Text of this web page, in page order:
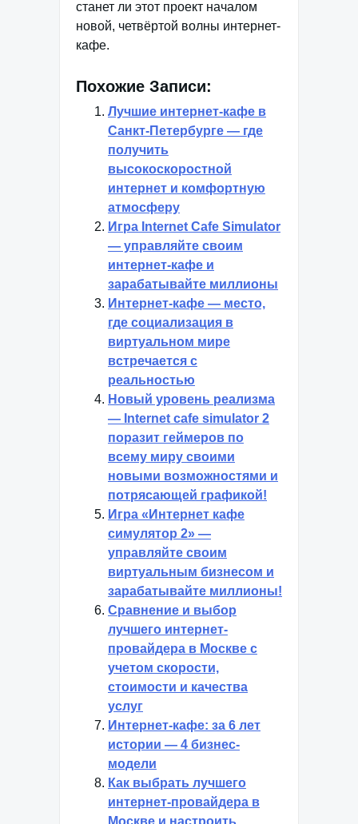
станет ли этот проект началом
новой, четвёртой волны интернет-
кафе.
Похожие Записи:
Лучшие интернет-кафе в
Санкт-Петербурге — где
получить
высокоскоростной
интернет и комфортную
атмосферу
Игра Internet Cafe Simulator
— управляйте своим
интернет-кафе и
зарабатывайте миллионы
Интернет-кафе — место,
где социализация в
виртуальном мире
встречается с
реальностью
Новый уровень реализма
— Internet cafe simulator 2
поразит геймеров по
всему миру своими
новыми возможностями и
потрясающей графикой!
Игра «Интернет кафе
симулятор 2» —
управляйте своим
виртуальным бизнесом и
зарабатывайте миллионы!
Сравнение и выбор
лучшего интернет-
провайдера в Москве с
учетом скорости,
стоимости и качества
услуг
Интернет-кафе: за 6 лет
истории — 4 бизнес-
модели
Как выбрать лучшего
интернет-провайдера в
Москве и настроить